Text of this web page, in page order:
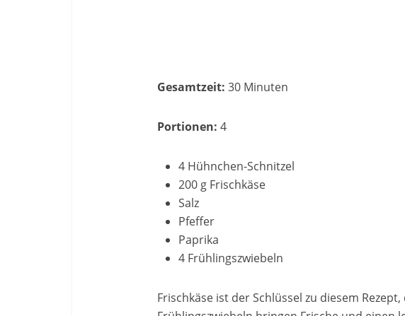
Gesamtzeit: 30 Minuten
Portionen: 4
4 Hühnchen-Schnitzel
200 g Frischkäse
Salz
Pfeffer
Paprika
4 Frühlingszwiebeln
Frischkäse ist der Schlüssel zu diesem